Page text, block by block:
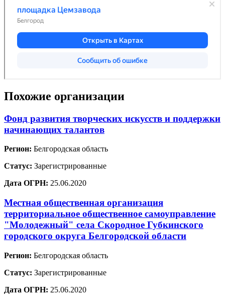
Похожие организации
Фонд развития творческих искусств и поддержки
начинающих талантов
Регион: Белгородская область
Статус: Зарегистрированные
Дата ОГРН: 25.06.2020
Местная общественная организация
территориальное общественное самоуправление
"Молодежный" села Скородное Губкинского
городского округа Белгородской области
Регион: Белгородская область
Статус: Зарегистрированные
Дата ОГРН: 25.06.2020